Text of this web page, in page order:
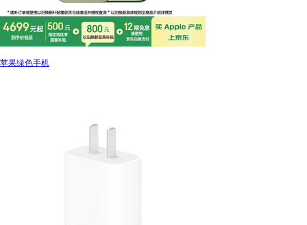
苹果绿色手机